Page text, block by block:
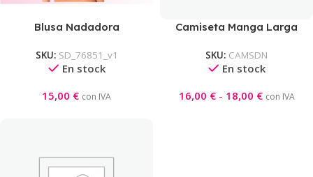
Blusa Nadadora
SKU: SD_76851_v1
En stock
15,00 € con IVA
Camiseta Manga Larga
SKU: CAMSDN
En stock
16,00 € - 18,00 € con IVA